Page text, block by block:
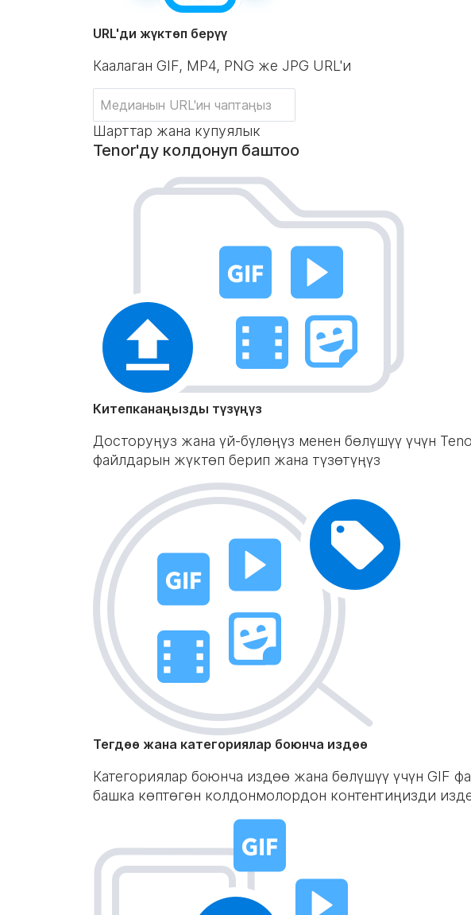
URL'ди жүктөп берүү
Каалаган GIF, MP4, PNG же JPG URL'и
Шарттар жана купуялык
Tenor'ду колдонуп баштоо
Китепканаңызды түзүңүз
Досторуңуз жана үй-бүлөңүз менен бөлүшүү үчүн
файлдарын жүктөп берип жана түзөтүңүз
Тегдөө жана категориялар боюнча издөө
Категориялар боюнча издөө жана бөлүшүү үчүн GIF
башка көптөгөн колдонмолордон контентиңизди